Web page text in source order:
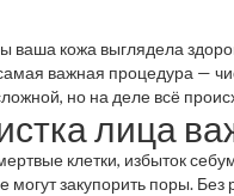
ваша кожа выглядела
важная процедура —
но на деле всё
шаги нужны и какие
лица
клетки, избыток
могут закупорить поры. Без